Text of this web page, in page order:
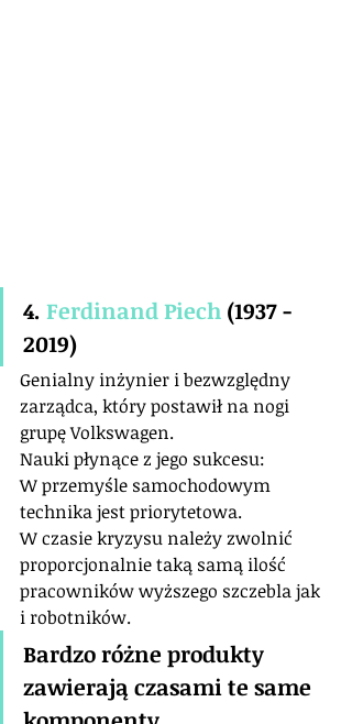
4. Ferdinand Piech (1937 -
2019)
Genialny inżynier i bezwzględny
zarządca, który postawił na nogi
grupę Volkswagen.
Nauki płynące z jego sukcesu:
W przemyśle samochodowym
technika jest priorytetowa.
W czasie kryzysu należy zwolnić
proporcjonalnie taką samą ilość
pracowników wyższego szczebla jak
i robotników.
Bardzo różne produkty
zawierają czasami te same